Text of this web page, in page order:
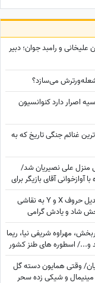
علیخانی و رامبد جوان؛ دبیر
شعله‌ورترش می‌سازد؟
اصرار دارد کنوانسیون
بزرگ‌ترین غنائم جنگی تاریخ که به
منزل علی نصیریان شد/
آوازخوانی آقای بازیگر برای
خلاقیت تحسین‌برانگیز و ستودنی هنرمند ایرانی در تبدیل حروف X و Y به نقاشی
شاد و یادش گرامی
مهراوه شریفی نیا، ریما
و.../ اسطوره های طنز کشور
وقتی همایون دسته گل
و شیکی زده سحر